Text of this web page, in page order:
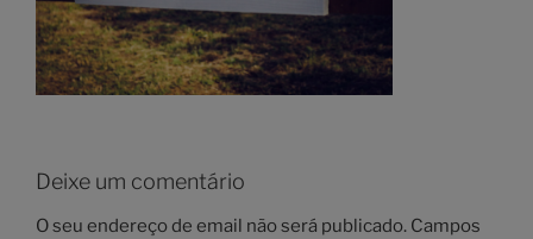
Deixe um comentário
O seu endereço de email não será publicado. Campos